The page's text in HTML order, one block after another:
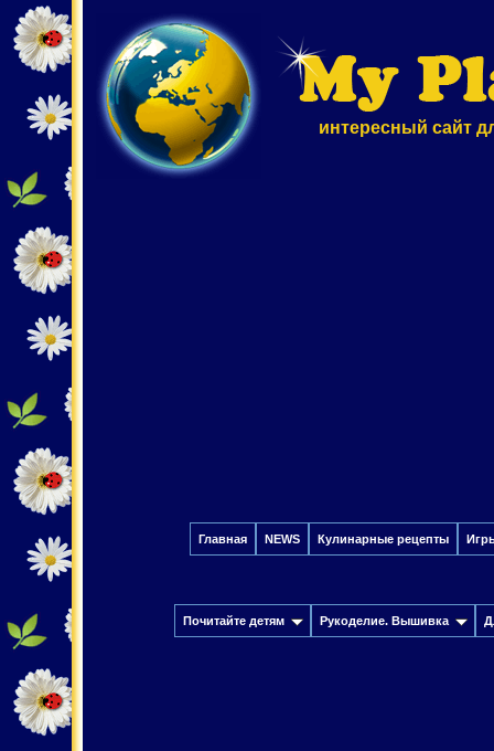
интересный сайт
Главная NEWS Кулинарные рецепты
Почитайте детям Рукоделие. Вышивка